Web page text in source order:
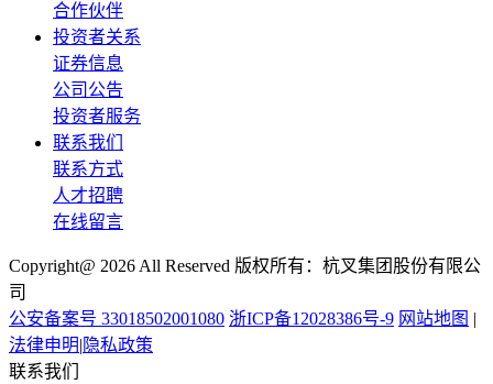
合作伙伴
投资者关系
证券信息
公司公告
投资者服务
联系我们
联系方式
人才招聘
在线留言
Copyright@ 2026 All Reserved 版权所有：杭叉集团股份有限公
司
公安备案号 33018502001080 浙ICP备12028386号-9 网站地图 |
法律申明| 隐私政策
联系我们